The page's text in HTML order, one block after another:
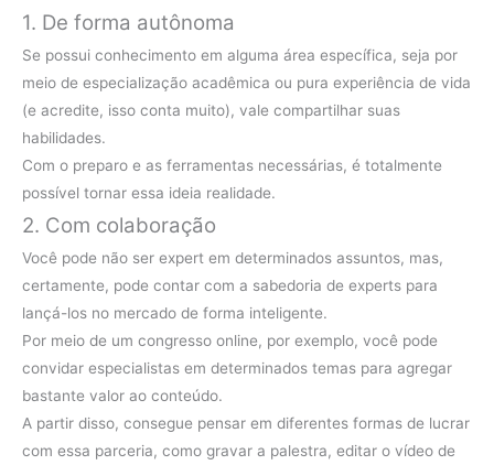
1. De forma autônoma
Se possui conhecimento em alguma área específica, seja por
meio de especialização acadêmica ou pura experiência de vida
(e acredite, isso conta muito), vale compartilhar suas
habilidades.
Com o preparo e as ferramentas necessárias, é totalmente
possível tornar essa ideia realidade.
2. Com colaboração
Você pode não ser expert em determinados assuntos, mas,
certamente, pode contar com a sabedoria de experts para
lançá-los no mercado de forma inteligente.
Por meio de um congresso online, por exemplo, você pode
convidar especialistas em determinados temas para agregar
bastante valor ao conteúdo.
A partir disso, consegue pensar em diferentes formas de lucrar
com essa parceria, como gravar a palestra, editar o vídeo de